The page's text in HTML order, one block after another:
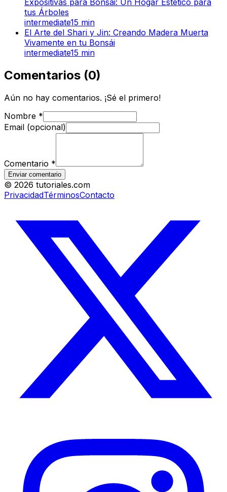
Expositivas para Bonsái: Un Hogar Estético para
tus Árboles
intermediate15 min
El Arte del Shari y Jin: Creando Madera Muerta
Vivamente en tu Bonsái
intermediate15 min
Comentarios (0)
Aún no hay comentarios. ¡Sé el primero!
Nombre *
Email (opcional)
Comentario *
Enviar comentario
© 2026 tutoriales.com
PrivacidadTérminosContacto